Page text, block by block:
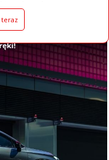
teraz